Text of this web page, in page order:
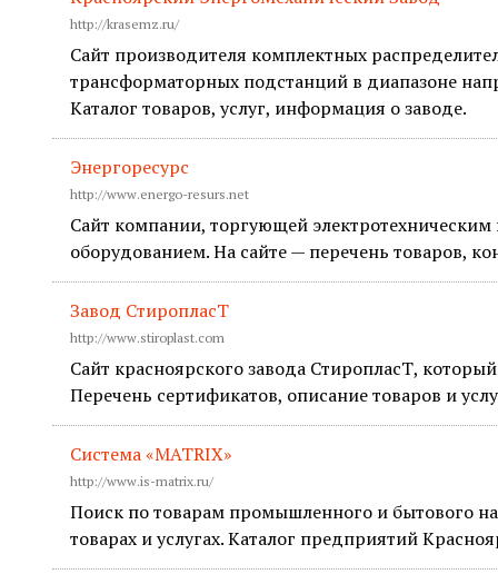
http://krasemz.ru/
Сайт производителя комплектных
трансформаторных подстанций в диапазоне
Каталог товаров, услуг, информация о заводе.
Энергоресурс
http://www.energo-resurs.net
Сайт компании, торгующей
оборудованием. На сайте — перечень товаров,
Завод СтиропласТ
http://www.stiroplast.com
Сайт красноярского завода СтиропласТ,
Перечень сертификатов, описание товаров и
Система «MATRIX»
http://www.is-matrix.ru/
Поиск по товарам промышленного и бытового
товарах и услугах. Каталог предприятий